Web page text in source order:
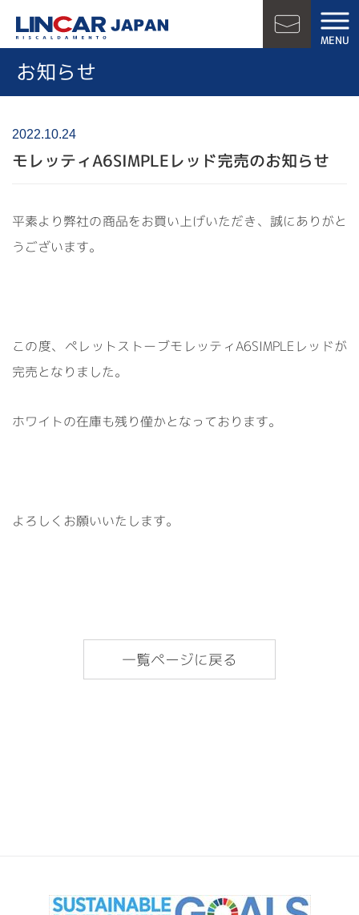
MENU
お知らせ
2022.10.24
モレッティA6SIMPLEレッド完売のお知らせ
平素より弊社の商品をお買い上げいただき、誠にありがと
うございます。
この度、ペレットストーブモレッティA6SIMPLEレッドが
完売となりました。
ホワイトの在庫も残り僅かとなっております。
よろしくお願いいたします。
一覧ページに戻る